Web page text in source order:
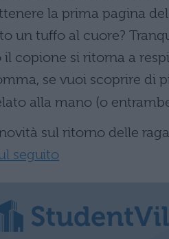
la prima pagina
un tuffo al cuore?
copione si ritorna a
se vuoi scoprire di
alla mano (o
sul ritorno delle
seguito